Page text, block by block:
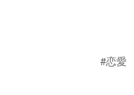
#恋愛